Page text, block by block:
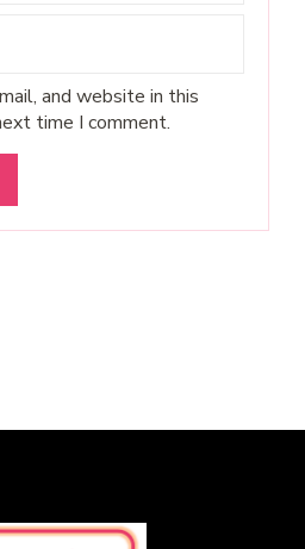
and website in this
time I comment.